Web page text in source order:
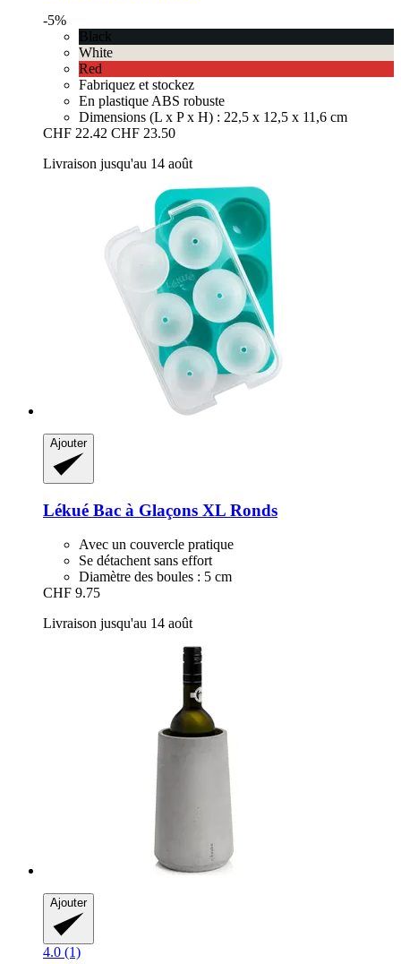
-5%
Black
White
Red
Fabriquez et stockez
En plastique ABS robuste
Dimensions (L x P x H) : 22,5 x 12,5 x 11,6 cm
CHF 22.42 CHF 23.50
Livraison jusqu'au 14 août
Ajouter
Lékué Bac à Glaçons XL Ronds
Avec un couvercle pratique
Se détachent sans effort
Diamètre des boules : 5 cm
CHF 9.75
Livraison jusqu'au 14 août
Ajouter
4.0 (1)